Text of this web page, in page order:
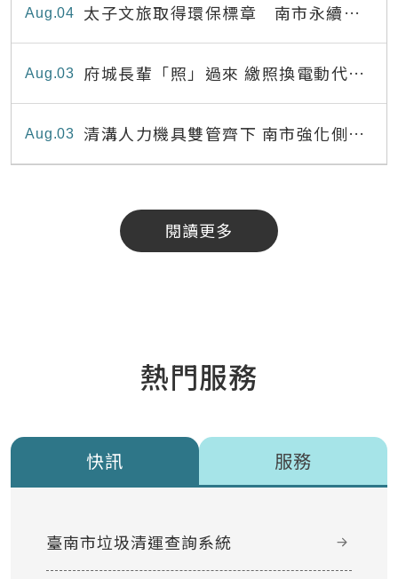
04
Aug
太子文旅取得環保標章 南市永續旅
宿達22家
03
Aug
府城長輩「照」過來 繳照換電動代步
最高補助8,000元
03
Aug
清溝人力機具雙管齊下 南市強化側溝
清疏效能
閱讀更多
熱門服務
快訊 服務
臺南市垃圾清運查詢系統